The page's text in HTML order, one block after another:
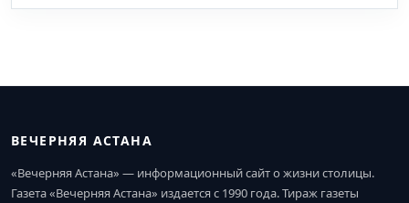
ВЕЧЕРНЯЯ АСТАНА
«Вечерняя Астана» — информационный сайт о жизни столицы.
Газета «Вечерняя Астана» издается с 1990 года. Тираж газеты